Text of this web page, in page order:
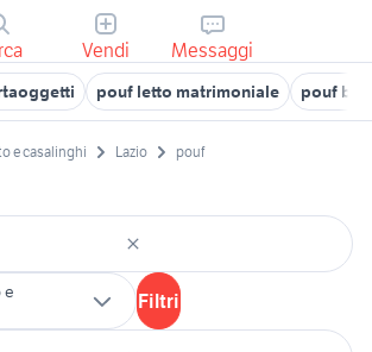
Vendi Messaggi
pouf letto matrimoniale pouf blu
e casalinghi Lazio pouf
e
Filtri